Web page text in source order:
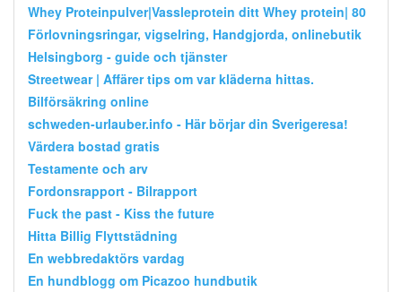
Whey Proteinpulver|Vassleprotein ditt Whey protein| 80
Förlovningsringar, vigselring, Handgjorda, onlinebutik
Helsingborg - guide och tjänster
Streetwear | Affärer tips om var kläderna hittas.
Bilförsäkring online
schweden-urlauber.info - Här börjar din Sverigeresa!
Värdera bostad gratis
Testamente och arv
Fordonsrapport - Bilrapport
Fuck the past - Kiss the future
Hitta Billig Flyttstädning
En webbredaktörs vardag
En hundblogg om Picazoo hundbutik